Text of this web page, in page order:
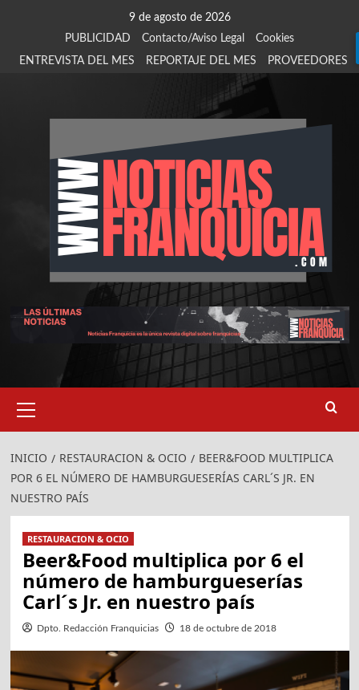
9 de agosto de 2026
PUBLICIDAD
Contacto/Aviso Legal
Cookies
ENTREVISTA DEL MES
REPORTAJE DEL MES PROVEEDORES
primario
INICIO RESTAURACION & OCIO
BEER&FOOD MULTIPLICA
POR 6 EL NÚMERO DE HAMBURGUESERÍAS CARL´S JR. EN
NUESTRO PAÍS
RESTAURACION & OCIO
Beer&Food multiplica por 6 el
número de hamburgueserías
Carl´s Jr. en nuestro país
Dpto. Redacción Franquicias 18 de octubre de 2018
924 907